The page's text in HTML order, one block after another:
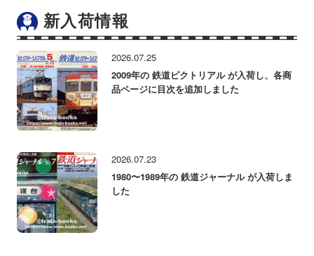
新入荷情報
2026.07.25
2009年の 鉄道ピクトリアル が入荷し、各商
品ページに目次を追加しました
2026.07.23
1980〜1989年の 鉄道ジャーナル が入荷しま
した